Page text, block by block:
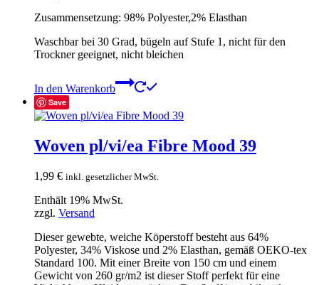
Zusammensetzung: 98% Polyester,2% Elasthan
Waschbar bei 30 Grad, bügeln auf Stufe 1, nicht für den
Trockner geeignet, nicht bleichen
In den Warenkorb
Save
Woven pl/vi/ea Fibre Mood 39
1,99 € inkl. gesetzlicher MwSt.
Enthält 19% MwSt.
zzgl. Versand
Dieser gewebte, weiche Köperstoff besteht aus 64%
Polyester, 34% Viskose und 2% Elasthan, gemäß OEKO-tex
Standard 100. Mit einer Breite von 150 cm und einem
Gewicht von 260 gr/m2 ist dieser Stoff perfekt für eine